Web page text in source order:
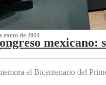
enero de 2014
mexicano:
el Bicentenario del